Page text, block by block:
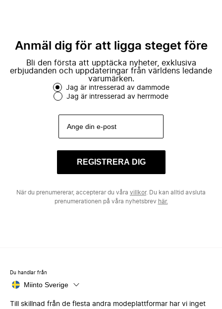
Anmäl dig för att ligga steget före
Bli den första att upptäcka nyheter, exklusiva
erbjudanden och uppdateringar från världens ledande
varumärken.
Jag är intresserad av dammode
Jag är intresserad av herrmode
REGISTRERA DIG
När du prenumererar, accepterar du våra villkor. Du kan alltid avsluta
prenumerationen på våra nyhetsbrev här.
Du handlar från
Miinto Sverige
Till skillnad från de flesta andra modeplattformar har vi inget